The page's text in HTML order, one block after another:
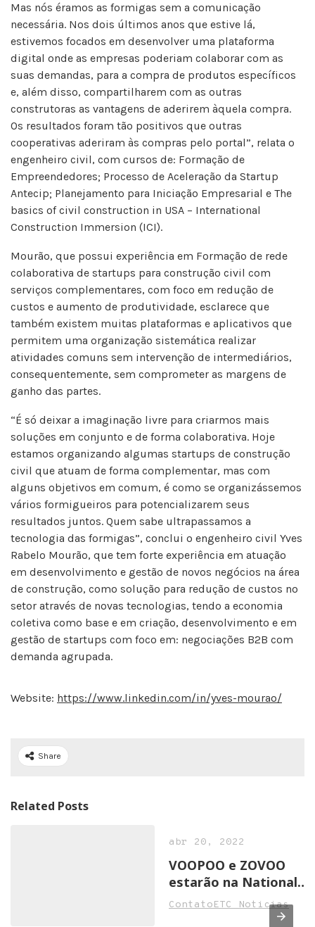
Mas nós éramos as formigas sem a comunicação
necessária. Nos dois últimos anos que estive lá,
estivemos focados em desenvolver uma plataforma
digital onde as empresas poderiam colaborar com as
suas demandas, para a compra de produtos específicos
e, além disso, compartilharem com as outras
construtoras as vantagens de aderirem àquela compra.
Os resultados foram tão positivos que outras
cooperativas aderiram às compras pelo portal”, relata o
engenheiro civil, com cursos de: Formação de
Empreendedores; Processo de Aceleração da Startup
Antecip; Planejamento para Iniciação Empresarial e The
basics of civil construction in USA – International
Construction Immersion (ICI).
Mourão, que possui experiência em Formação de rede
colaborativa de startups para construção civil com
serviços complementares, com foco em redução de
custos e aumento de produtividade, esclarece que
também existem muitas plataformas e aplicativos que
permitem uma organização sistemática realizar
atividades comuns sem intervenção de intermediários,
consequentemente, sem comprometer as margens de
ganho das partes.
“É só deixar a imaginação livre para criarmos mais
soluções em conjunto e de forma colaborativa. Hoje
estamos organizando algumas startups de construção
civil que atuam de forma complementar, mas com
alguns objetivos em comum, é como se organizássemos
vários formigueiros para potencializarem seus
resultados juntos. Quem sabe ultrapassamos a
tecnologia das formigas”, conclui o engenheiro civil Yves
Rabelo Mourão, que tem forte experiência em atuação
em desenvolvimento e gestão de novos negócios na área
de construção, como solução para redução de custos no
setor através de novas tecnologias, tendo a economia
coletiva como base e em criação, desenvolvimento e em
gestão de startups com foco em: negociações B2B com
demanda agrupada.
Website: https://www.linkedin.com/in/yves-mourao/
Share
Related Posts
abr 20, 2022
VOOPOO e ZOVOO
estarão na National
Convenience Show
2022 em Birmingham
ContatoETC Noticias